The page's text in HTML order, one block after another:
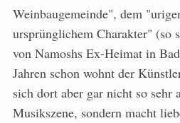
Weinbaugemeinde", dem
ursprünglichem Charakter" (so
von Namoshs Ex-Heimat in
Jahren schon wohnt der
sich dort aber gar nicht so sehr
Musikszene, sondern macht